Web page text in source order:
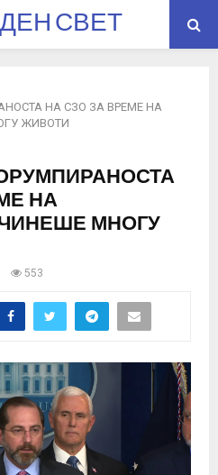
СВЕТ
НА СЗО ЗА ВРЕМЕ НА
ЖИВОТИ
НА
МНОГУ
553